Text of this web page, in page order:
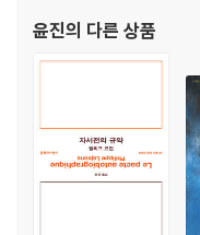
륀 공작 308
메네르브의 건축업자 코닐 316
대리석 가공업자 푸이요 320
도라 마르 331
로스의 눈물』, 알로이지우스
윤진의 다른 상품